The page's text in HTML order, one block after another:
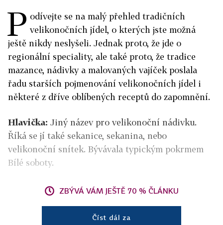
P odívejte se na malý přehled tradičních
velikonočních jídel, o kterých jste možná
ještě nikdy neslyšeli. Jednak proto, že jde o
regionální speciality, ale také proto, že tradice
mazance, nádivky a malovaných vajíček poslala
řadu starších pojmenování velikonočních jídel i
některé z dříve oblíbených receptů do zapomnění.
Hlavička: Jiný název pro velikonoční nádivku.
Říká se jí také sekanice, sekanina, nebo
velikonoční snítek. Bývávala typickým pokrmem
Bílé soboty.
ZBÝVÁ VÁM JEŠTĚ 70 % ČLÁNKU
Číst dál za